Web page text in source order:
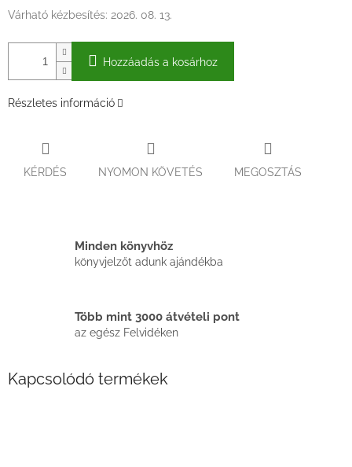
Várható kézbesítés: 2026. 08. 13.
Hozzáadás a kosárhoz
Részletes információ
KÉRDÉS NYOMON KÖVETÉS MEGOSZTÁS
Minden könyvhöz
könyvjelzőt adunk ajándékba
Több mint 3000 átvételi pont
az egész Felvidéken
Kapcsolódó termékek